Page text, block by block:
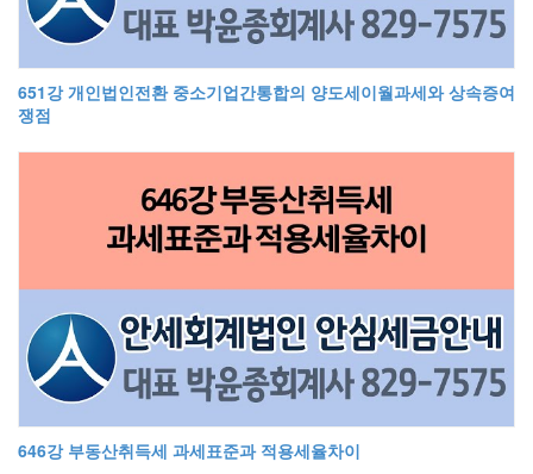
651강 개인법인전환 중소기업간통합의 양도세이월과세와 상속증여
쟁점
646강 부동산취득세 과세표준과 적용세율차이